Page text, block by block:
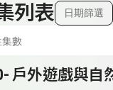
列表 日期篩選
戶外遊戲與自